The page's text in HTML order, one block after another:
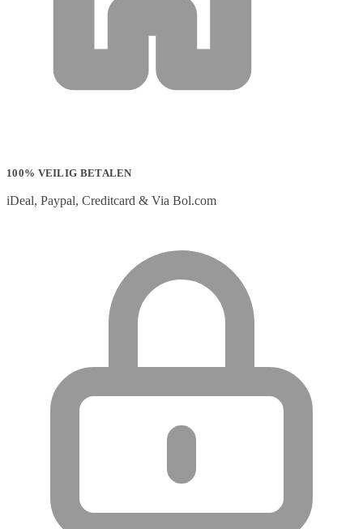
100% VEILIG BETALEN
iDeal, Paypal, Creditcard & Via Bol.com